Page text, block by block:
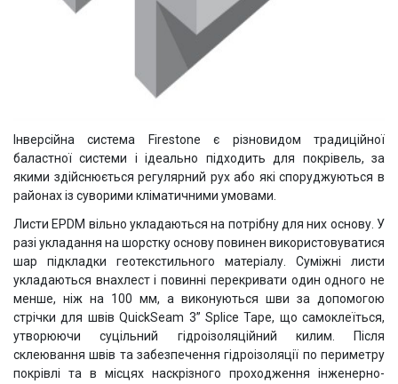
Інверсійна система Firestone є різновидом традиційної
баластної системи і ідеально підходить для покрівель, за
якими здійснюється регулярний рух або які споруджуються в
районах із суворими кліматичними умовами.
Листи EPDM вільно укладаються на потрібну для них основу. У
разі укладання на шорстку основу повинен використовуватися
шар підкладки геотекстильного матеріалу. Суміжні листи
укладаються внахлест і повинні перекривати один одного не
менше, ніж на 100 мм, а виконуються шви за допомогою
стрічки для швів QuickSeam 3” Splice Tape, що самоклеїться,
утворюючи суцільний гідроізоляційний килим. Після
склеювання швів та забезпечення гідроізоляції по периметру
покрівлі та в місцях наскрізного проходження інженерно-